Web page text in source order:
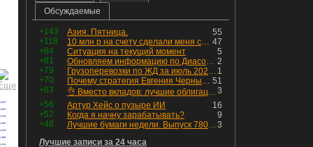
Обсуждаемые
+143 55
Азия. Пятница.
+118
47
10 млн р на счету сделали меня счастливым? Ожидание vs Реальность!
+84
5
Ситуация на текущий момент
+81
2
Обновляем информацию по Диасофту: дивиденды и выкуп
+79
1
Грузоперевозки по ЖД за июль 2026 г. — четвёртый месяц подряд роста, чёрные металлы на уровне прошлого года, а каменный уголь в плюсе.
+70
51
Почему стратегия Евгения Черных приведет вас к убыткам в 2026 году
+63
3
👌 Вместо вкладов: лучшие облигации — только супер надёжные
+56
16
Артур Хейс о пузыре ИИ
+52
9
Когда я начну зарабатывать?
+48
3
Лучшие бумаги недели. Выпуск 780 – обновления для пятницы
Лучшие записи за 24 часа